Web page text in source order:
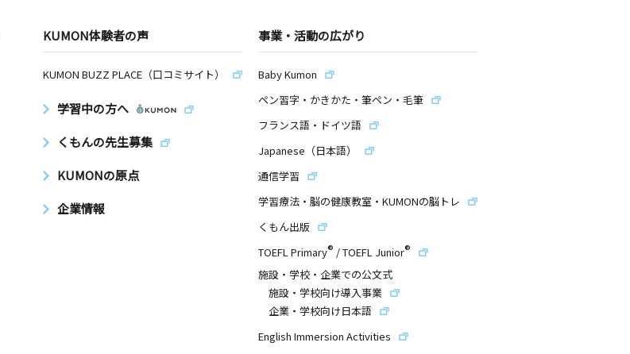
KUMON体験者の声
KUMON BUZZ PLACE（口コミサイト）
学習中の方へ
くもんの先生募集
KUMONの原点
企業情報
事業・活動の広がり
Baby Kumon
ペン習字・かきかた・筆ペン・毛筆
フランス語・ドイツ語
Japanese（日本語）
通信学習
学習療法・脳の健康教室・KUMONの脳トレ
くもん出版
TOEFL Primary® /TOEFL Junior®
施設・学校・企業での公文式
施設・学校向け導入事業
企業・学校向け日本語
English Immersion Activities